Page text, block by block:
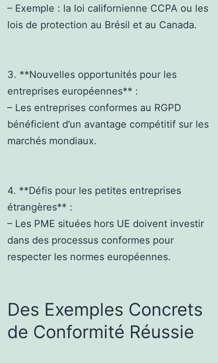
– Exemple : la loi californienne CCPA ou les
lois de protection au Brésil et au Canada.
3. **Nouvelles opportunités pour les
entreprises européennes** :
– Les entreprises conformes au RGPD
bénéficient d’un avantage compétitif sur les
marchés mondiaux.
4. **Défis pour les petites entreprises
étrangères** :
– Les PME situées hors UE doivent investir
dans des processus conformes pour
respecter les normes européennes.
Des Exemples Concrets
de Conformité Réussie